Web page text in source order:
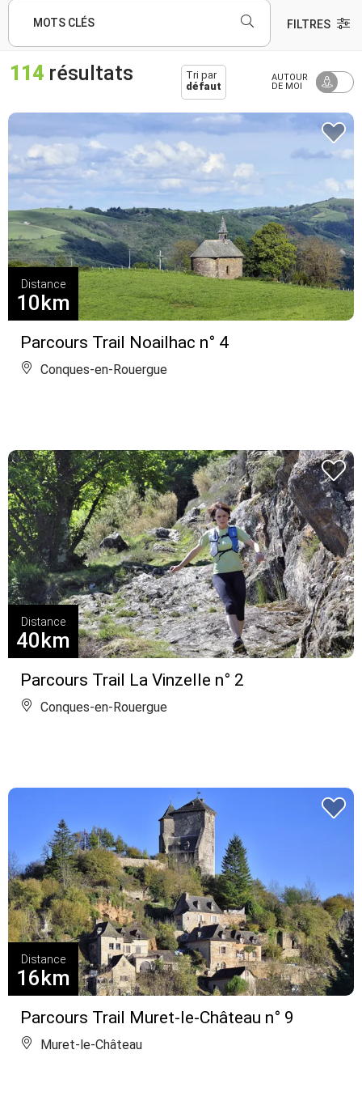
MOTS CLÉS FILTRES
114 résultats
Tri par
défaut
AUTOUR
DE MOI
Parcours Trail Noailhac n° 4
Distance
10km
Conques-en-Rouergue
Parcours Trail La Vinzelle n° 2
Distance
40km
Conques-en-Rouergue
Parcours Trail Muret-le-Château n° 9
Distance
16km
Muret-le-Château